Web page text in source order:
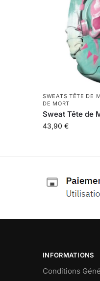
SWEATS TÊTE DE
DE MORT
Sweat Tête de
43,90€
INFORMATIONS
Conditions